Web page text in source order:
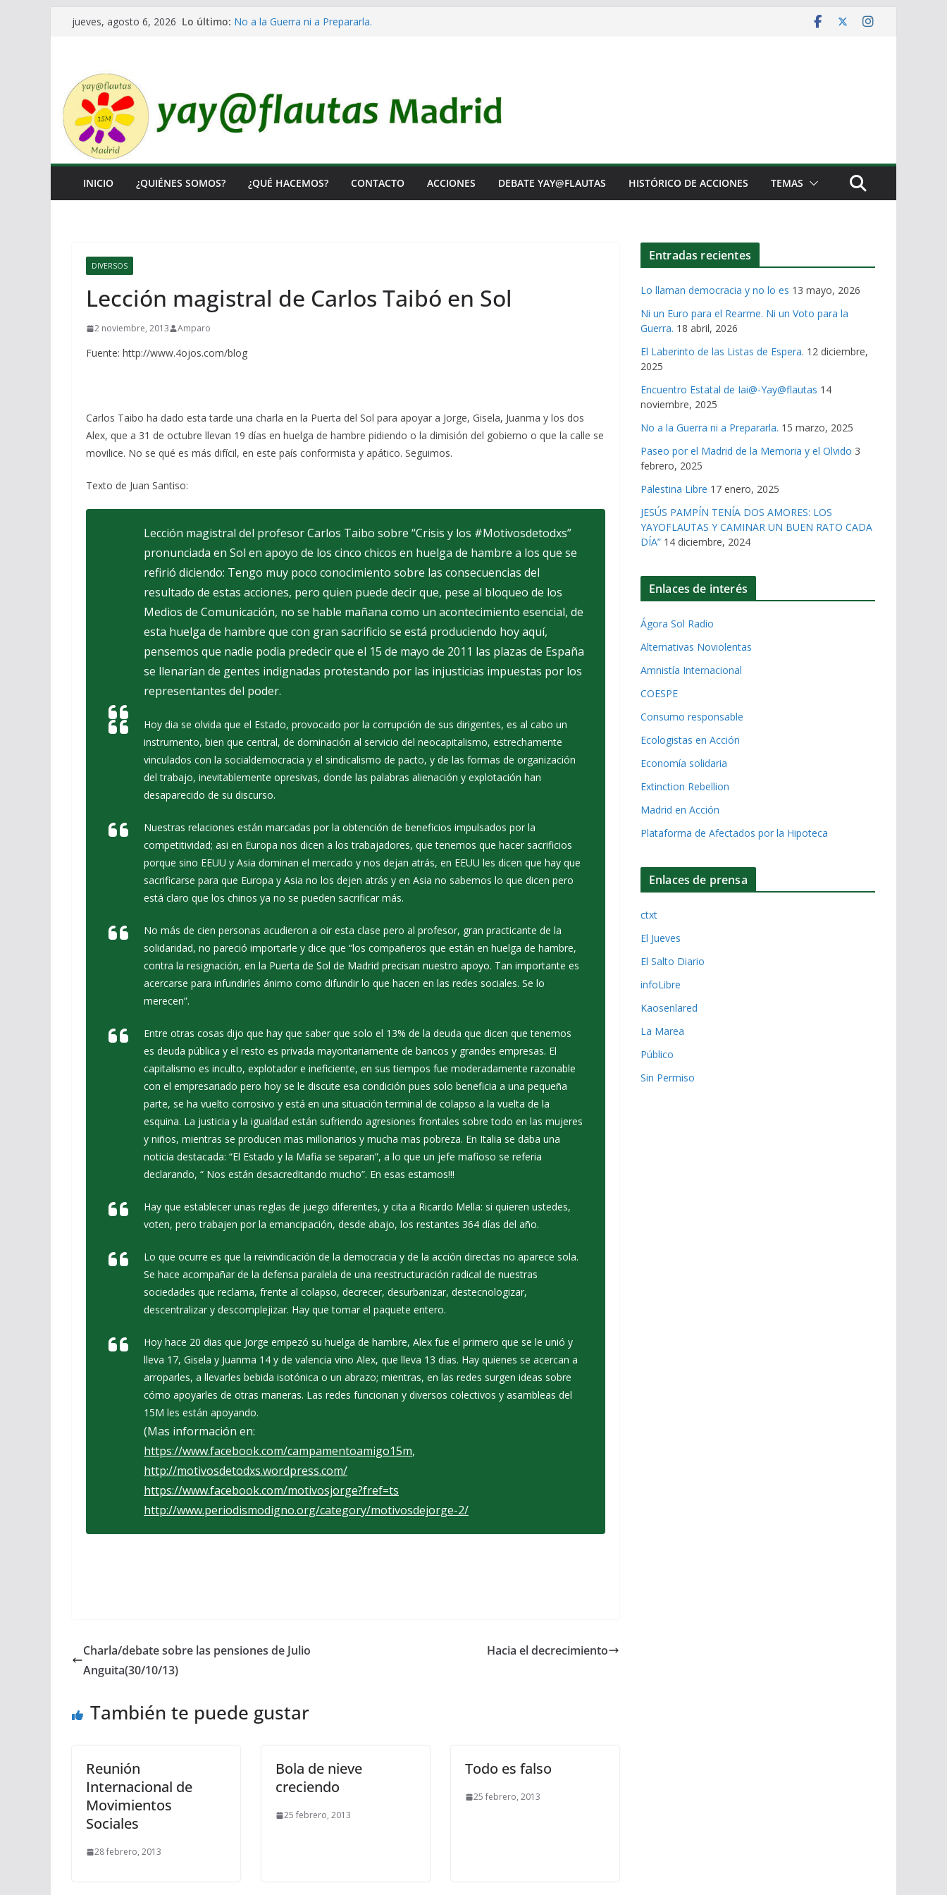
Saltarjueves, agosto 6, 2026 Lo último: No a la Guerra ni a Prepararla.
INICIO ¿QUIÉNES SOMOS? ¿QUÉ HACEMOS? CONTACTO ACCIONES DEBATE YAY@FLAUTAS HISTÓRICO DE ACCIONES TEMAS
DIVERSOS
Lección magistral de Carlos Taibó en Sol
2 noviembre, 2013 Amparo
Fuente: http://www.4ojos.com/blog
Carlos Taibo ha dado esta tarde una charla en la Puerta del Sol para apoyar a Jorge, Gisela, Juanma y los dos
Alex, que a 31 de octubre llevan 19 días en huelga de hambre pidiendo o la dimisión del gobierno o que la calle se
movilice. No se qué es más difícil, en este país conformista y apático. Seguimos.
Texto de Juan Santiso:
Lección magistral del profesor Carlos Taibo sobre “Crisis y los #Motivosdetodxs”
pronunciada en Sol en apoyo de los cinco chicos en huelga de hambre a los que se
refirió diciendo: Tengo muy poco conocimiento sobre las consecuencias del
resultado de estas acciones, pero quien puede decir que, pese al bloqueo de los
Medios de Comunicación, no se hable mañana como un acontecimiento esencial, de
esta huelga de hambre que con gran sacrificio se está produciendo hoy aquí,
pensemos que nadie podia predecir que el 15 de mayo de 2011 las plazas de España
se llenarían de gentes indignadas protestando por las injusticias impuestas por los
representantes del poder.
Hoy dia se olvida que el Estado, provocado por la corrupción de sus dirigentes, es al cabo un
instrumento, bien que central, de dominación al servicio del neocapitalismo, estrechamente
vinculados con la socialdemocracia y el sindicalismo de pacto, y de las formas de organización
del trabajo, inevitablemente opresivas, donde las palabras alienación y explotación han
desaparecido de su discurso.
Nuestras relaciones están marcadas por la obtención de beneficios impulsados por la
competitividad; asi en Europa nos dicen a los trabajadores, que tenemos que hacer sacrificios
porque sino EEUU y Asia dominan el mercado y nos dejan atrás, en EEUU les dicen que hay que
sacrificarse para que Europa y Asia no los dejen atrás y en Asia no sabemos lo que dicen pero
está claro que los chinos ya no se pueden sacrificar más.
No más de cien personas acudieron a oir esta clase pero al profesor, gran practicante de la
solidaridad, no pareció importarle y dice que “los compañeros que están en huelga de hambre,
contra la resignación, en la Puerta de Sol de Madrid precisan nuestro apoyo. Tan importante es
acercarse para infundirles ánimo como difundir lo que hacen en las redes sociales. Se lo
merecen”.
Entre otras cosas dijo que hay que saber que solo el 13% de la deuda que dicen que tenemos
es deuda pública y el resto es privada mayoritariamente de bancos y grandes empresas. El
capitalismo es inculto, explotador e ineficiente, en sus tiempos fue moderadamente razonable
con el empresariado pero hoy se le discute esa condición pues solo beneficia a una pequeña
parte, se ha vuelto corrosivo y está en una situación terminal de colapso a la vuelta de la
esquina. La justicia y la igualdad están sufriendo agresiones frontales sobre todo en las mujeres
y niños, mientras se producen mas millonarios y mucha mas pobreza. En Italia se daba una
noticia destacada: “El Estado y la Mafia se separan”, a lo que un jefe mafioso se referia
declarando, “ Nos están desacreditando mucho”. En esas estamos!!!
Hay que establecer unas reglas de juego diferentes, y cita a Ricardo Mella: si quieren ustedes,
voten, pero trabajen por la emancipación, desde abajo, los restantes 364 días del año.
Lo que ocurre es que la reivindicación de la democracia y de la acción directas no aparece sola.
Se hace acompañar de la defensa paralela de una reestructuración radical de nuestras
sociedades que reclama, frente al colapso, decrecer, desurbanizar, destecnologizar,
descentralizar y descomplejizar. Hay que tomar el paquete entero.
Hoy hace 20 dias que Jorge empezó su huelga de hambre, Alex fue el primero que se le unió y
lleva 17, Gisela y Juanma 14 y de valencia vino Alex, que lleva 13 dias. Hay quienes se acercan a
arroparles, a llevarles bebida isotónica o un abrazo; mientras, en las redes surgen ideas sobre
cómo apoyarles de otras maneras. Las redes funcionan y diversos colectivos y asambleas del
15M les están apoyando.
(Mas información en:
https://www.facebook.com/campamentoamigo15m,
http://motivosdetodxs.wordpress.com/
https://www.facebook.com/motivosjorge?fref=ts
http://www.periodismodigno.org/category/motivosdejorge-2/
Charla/debate sobre las pensiones de Julio
Anguita(30/10/13)
Hacia el decrecimiento
También te puede gustar
Reunión
Internacional de
Movimientos
Sociales
28 febrero, 2013
Bola de nieve
creciendo
25 febrero, 2013
Todo es falso
25 febrero, 2013
Entradas recientes
Lo llaman democracia y no lo es 13 mayo, 2026
Ni un Euro para el Rearme. Ni un Voto para la
Guerra. 18 abril, 2026
El Laberinto de las Listas de Espera. 12 diciembre,
2025
Encuentro Estatal de Iai@-Yay@flautas 14
noviembre, 2025
No a la Guerra ni a Prepararla. 15 marzo, 2025
Paseo por el Madrid de la Memoria y el Olvido 3
febrero, 2025
Palestina Libre 17 enero, 2025
JESÚS PAMPÍN TENÍA DOS AMORES: LOS
YAYOFLAUTAS Y CAMINAR UN BUEN RATO CADA
DÍA” 14 diciembre, 2024
Enlaces de interés
Ágora Sol Radio
Alternativas Noviolentas
Amnistía Internacional
COESPE
Consumo responsable
Ecologistas en Acción
Economía solidaria
Extinction Rebellion
Madrid en Acción
Plataforma de Afectados por la Hipoteca
Enlaces de prensa
ctxt
El Jueves
El Salto Diario
infoLibre
Kaosenlared
La Marea
Público
Sin Permiso